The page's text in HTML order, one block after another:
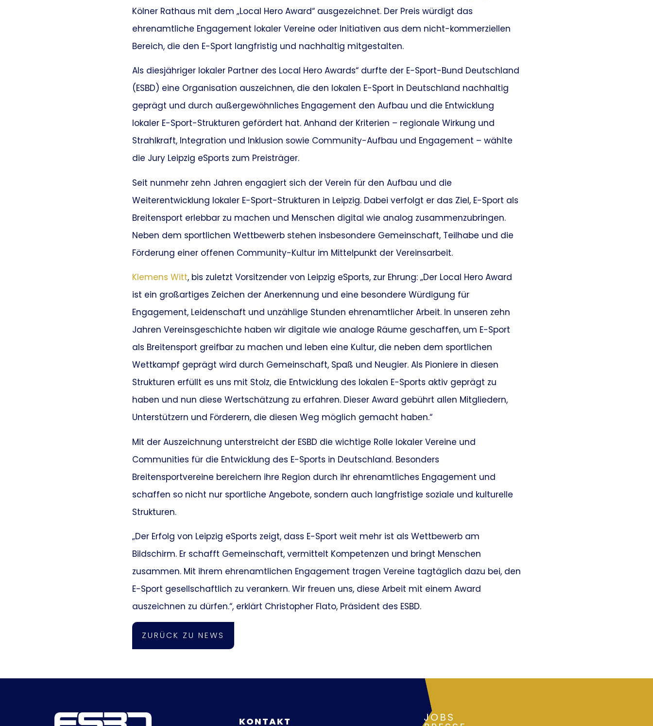
Kölner Rathaus mit dem „Local Hero Award“ ausgezeichnet. Der Preis würdigt das
ehrenamtliche Engagement lokaler Vereine oder Initiativen aus dem nicht-kommerziellen
Bereich, die den E-Sport langfristig und nachhaltig mitgestalten.
Als diesjähriger lokaler Partner des Local Hero Awards“ durfte der E-Sport-Bund Deutschland
(ESBD) eine Organisation auszeichnen, die den lokalen E-Sport in Deutschland nachhaltig
geprägt und durch außergewöhnliches Engagement den Aufbau und die Entwicklung
lokaler E-Sport-Strukturen gefördert hat. Anhand der Kriterien – regionale Wirkung und
Strahlkraft, Integration und Inklusion sowie Community-Aufbau und Engagement – wählte
die Jury Leipzig eSports zum Preisträger.
Seit nunmehr zehn Jahren engagiert sich der Verein für den Aufbau und die
Weiterentwicklung lokaler E-Sport-Strukturen in Leipzig. Dabei verfolgt er das Ziel, E-Sport als
Breitensport erlebbar zu machen und Menschen digital wie analog zusammenzubringen.
Neben dem sportlichen Wettbewerb stehen insbesondere Gemeinschaft, Teilhabe und die
Förderung einer offenen Community-Kultur im Mittelpunkt der Vereinsarbeit.
Klemens Witt, bis zuletzt Vorsitzender von Leipzig eSports, zur Ehrung: „Der Local Hero Award
ist ein großartiges Zeichen der Anerkennung und eine besondere Würdigung für
Engagement, Leidenschaft und unzählige Stunden ehrenamtlicher Arbeit. In unseren zehn
Jahren Vereinsgeschichte haben wir digitale wie analoge Räume geschaffen, um E-Sport
als Breitensport greifbar zu machen und leben eine Kultur, die neben dem sportlichen
Wettkampf geprägt wird durch Gemeinschaft, Spaß und Neugier. Als Pioniere in diesen
Strukturen erfüllt es uns mit Stolz, die Entwicklung des lokalen E-Sports aktiv geprägt zu
haben und nun diese Wertschätzung zu erfahren. Dieser Award gebührt allen Mitgliedern,
Unterstützern und Förderern, die diesen Weg möglich gemacht haben.“
Mit der Auszeichnung unterstreicht der ESBD die wichtige Rolle lokaler Vereine und
Communities für die Entwicklung des E-Sports in Deutschland. Besonders
Breitensportvereine bereichern ihre Region durch ihr ehrenamtliches Engagement und
schaffen so nicht nur sportliche Angebote, sondern auch langfristige soziale und kulturelle
Strukturen.
„Der Erfolg von Leipzig eSports zeigt, dass E-Sport weit mehr ist als Wettbewerb am
Bildschirm. Er schafft Gemeinschaft, vermittelt Kompetenzen und bringt Menschen
zusammen. Mit ihrem ehrenamtlichen Engagement tragen Vereine tagtäglich dazu bei, den
E-Sport gesellschaftlich zu verankern. Wir freuen uns, diese Arbeit mit einem Award
auszeichnen zu dürfen.“, erklärt Christopher Flato, Präsident des ESBD.
ZURÜCK ZU NEWS
KONTAKT JOBS